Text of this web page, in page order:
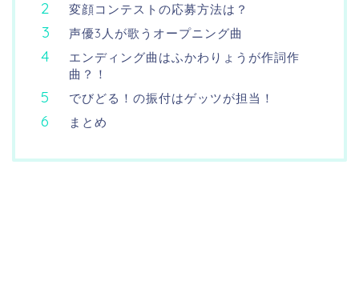
変顔コンテストの応募方法は？
声優3人が歌うオープニング曲
エンディング曲はふかわりょうが作詞作
曲？！
でびどる！の振付はゲッツが担当！
まとめ